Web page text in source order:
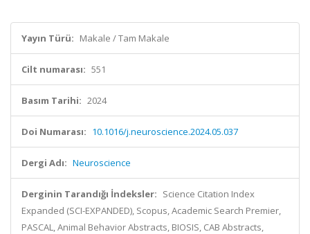
Yayın Türü: Makale / Tam Makale
Cilt numarası: 551
Basım Tarihi: 2024
Doi Numarası: 10.1016/j.neuroscience.2024.05.037
Dergi Adı: Neuroscience
Derginin Tarandığı İndeksler: Science Citation Index
Expanded (SCI-EXPANDED), Scopus, Academic Search Premier,
PASCAL, Animal Behavior Abstracts, BIOSIS, CAB Abstracts,